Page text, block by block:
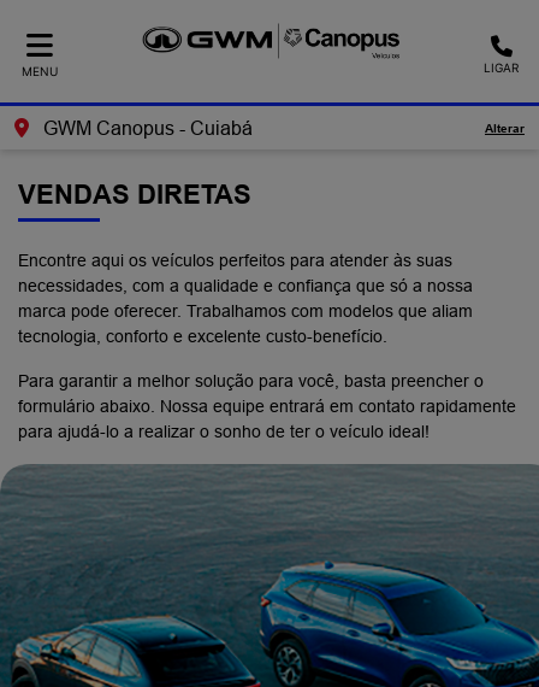
MENU LIGAR
GWM Canopus - Cuiabá Alterar
VENDAS DIRETAS
Encontre aqui os veículos perfeitos para atender às suas
necessidades, com a qualidade e confiança que só a nossa
marca pode oferecer. Trabalhamos com modelos que aliam
tecnologia, conforto e excelente custo-benefício.
Para garantir a melhor solução para você, basta preencher o
formulário abaixo. Nossa equipe entrará em contato rapidamente
para ajudá-lo a realizar o sonho de ter o veículo ideal!